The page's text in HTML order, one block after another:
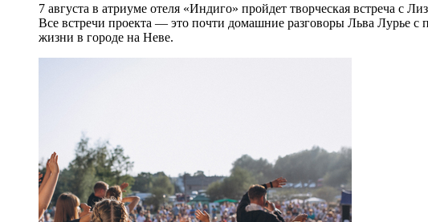
7 августа в атриуме отеля «Индиго» пройдет творческая встреча с
Все встречи проекта — это почти домашние разговоры Льва Лурье
жизни в городе на Неве.